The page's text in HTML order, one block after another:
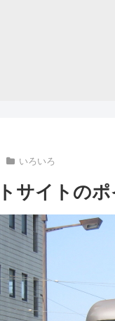
いろいろ
サイトの